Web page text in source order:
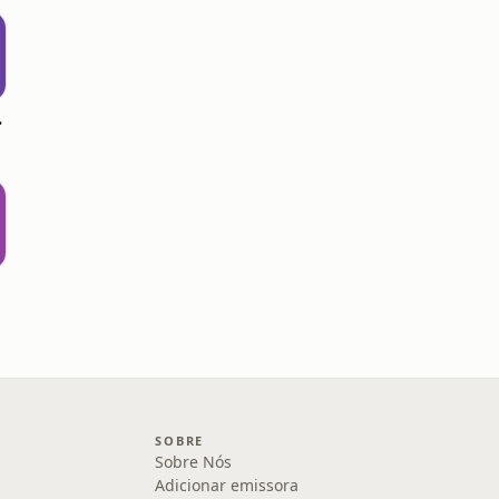
SOBRE
Sobre Nós
Adicionar emissora